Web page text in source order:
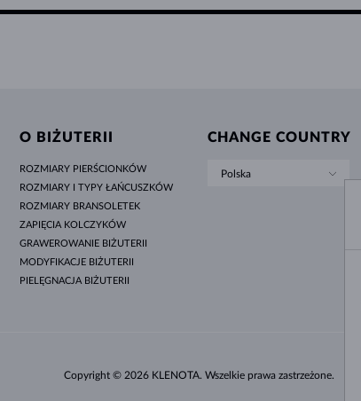
O BIŻUTERII
ROZMIARY PIERŚCIONKÓW
ROZMIARY I TYPY ŁAŃCUSZKÓW
ROZMIARY BRANSOLETEK
ZAPIĘCIA KOLCZYKÓW
GRAWEROWANIE BIŻUTERII
MODYFIKACJE BIŻUTERII
PIELĘGNACJA BIŻUTERII
CHANGE COUNTRY
Polska
Copyright © 2026 KLENOTA. Wszelkie prawa zastrzeżone.